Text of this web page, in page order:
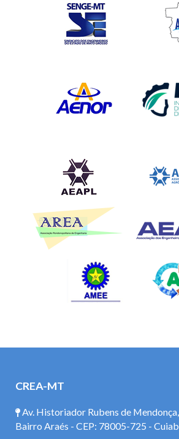
CREA-MT
Av. Historiador Rubens de
Bairro Araés - CEP: 78005-725 -